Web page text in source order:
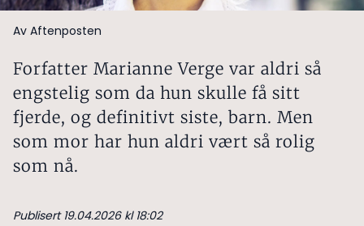
Av Aftenposten
Forfatter Marianne Verge var aldri så
engstelig som da hun skulle få sitt
fjerde, og definitivt siste, barn. Men
som mor har hun aldri vært så rolig
som nå.
Publisert 19.04.2026 kl 18:02